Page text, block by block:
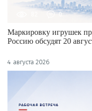
0
Маркировку игрушек
Россию обсудят 20
4 августа 2026